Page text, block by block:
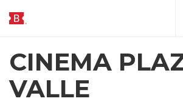
CINEMA
VALLE